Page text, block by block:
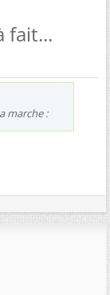
fait...
marche :